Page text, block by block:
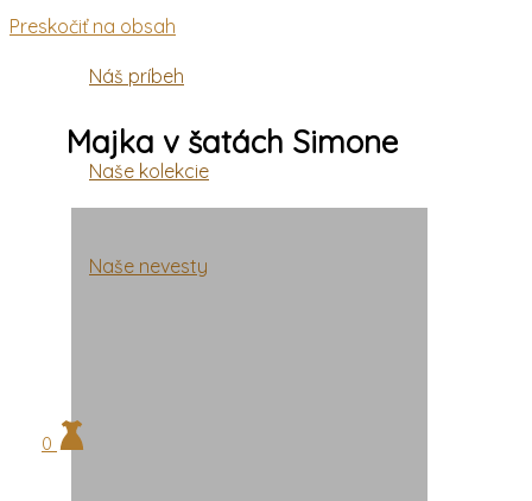
Preskočiť na obsah
Náš príbeh
Naše kolekcie
Naše nevesty
0
Majka v šatách Simone